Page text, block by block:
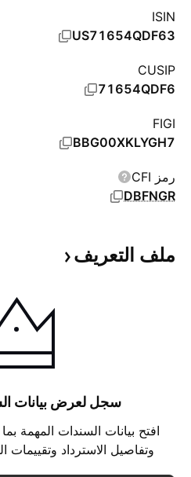
ISIN
US71654QDF63
CUSIP
71654QDF6
FIGI
BBG00XKLYGH7
رمز CFI
DBFNGR
ملف التعريف
سجل لعرض بيانات
افتح بيانات السندات المهمة
وتفاصيل الاسترداد وتقييمات